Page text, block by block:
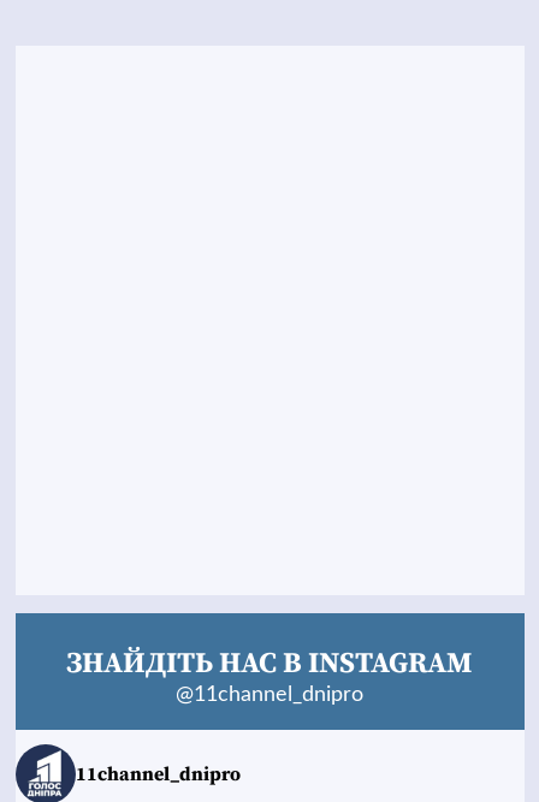
ЗНАЙДІТЬ НАС В INSTAGRAM
@11channel_dnipro
11channel_dnipro